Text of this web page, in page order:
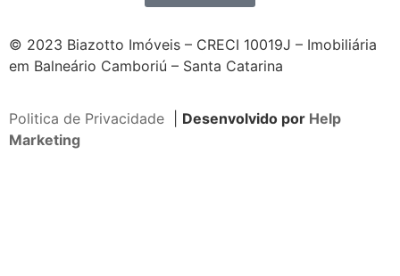
© 2023 Biazotto Imóveis – CRECI 10019J – Imobiliária
em Balneário Camboriú – Santa Catarina
Politica de Privacidade Desenvolvido por Help
Marketing